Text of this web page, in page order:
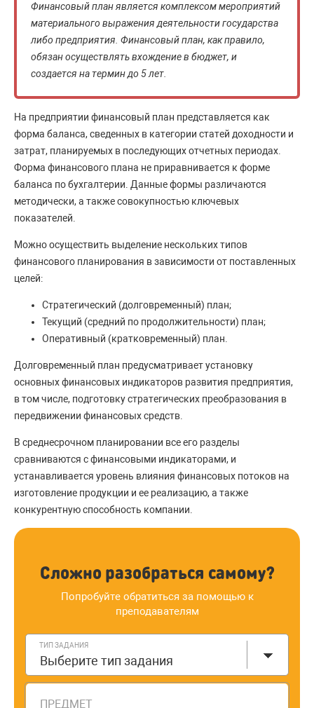
Финансовый план является комплексом мероприятий
материального выражения деятельности государства
либо предприятия. Финансовый план, как правило,
обязан осуществлять вхождение в бюджет, и
создается на термин до 5 лет.
На предприятии финансовый план представляется как
форма баланса, сведенных в категории статей доходности и
затрат, планируемых в последующих отчетных периодах.
Форма финансового плана не приравнивается к форме
баланса по бухгалтерии. Данные формы различаются
методически, а также совокупностью ключевых
показателей.
Можно осуществить выделение нескольких типов
финансового планирования в зависимости от поставленных
целей:
Стратегический (долговременный) план;
Текущий (средний по продолжительности) план;
Оперативный (кратковременный) план.
Долговременный план предусматривает установку
основных финансовых индикаторов развития предприятия,
в том числе, подготовку стратегических преобразования в
передвижении финансовых средств.
В среднесрочном планировании все его разделы
сравниваются с финансовыми индикаторами, и
устанавливается уровень влияния финансовых потоков на
изготовление продукции и ее реализацию, а также
конкурентную способность компании.
Сложно разобраться самому?
Попробуйте обратиться за помощью к
преподавателям
ТИП ЗАДАНИЯ
Выберите тип задания
ПРЕДМЕТ